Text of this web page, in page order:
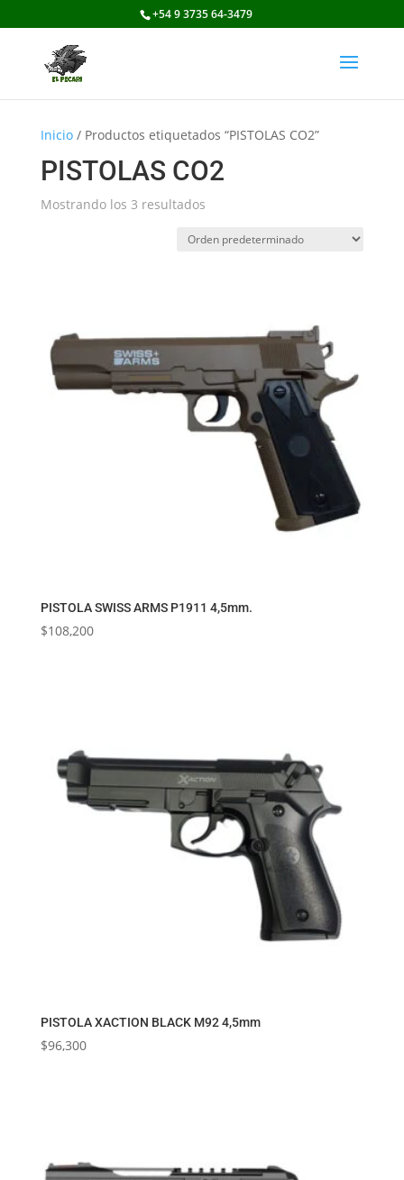
+54 9 3735 64-3479
Inicio/ Productos etiquetados “PISTOLAS CO2”
PISTOLAS CO2
Mostrando los 3 resultados
PISTOLA SWISS ARMS P1911 4,5mm.
$108,200
PISTOLA XACTION BLACK M92 4,5mm
$96,300